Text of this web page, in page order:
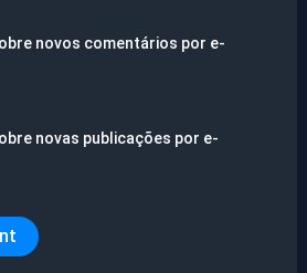
novos comentários por e-
novas publicações por e-